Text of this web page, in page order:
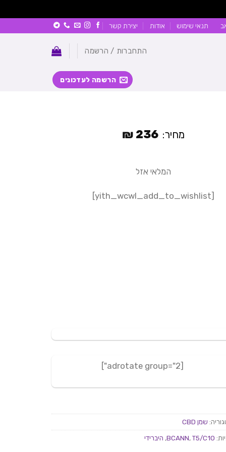
תנאי שימוש אודות יצירת קשר
התחברות / הרשמה
הרשמה לעדכונים
מחיר: 236
₪
המלאי אזל
[yith_wcwl_add_to_wishlist]
[adrotate group="2"]
שמן CBD
BCANN,T5/C10
, היברידי